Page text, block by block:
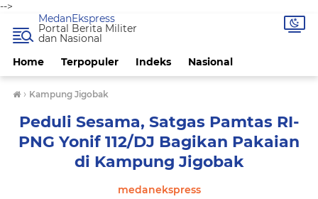
-->
Home Terpopuler Indeks Nasional
MedanEkspress
Portal Berita Militer
dan Nasional
› Kampung Jigobak
Peduli Sesama, Satgas Pamtas RI-
PNG Yonif 112/DJ Bagikan Pakaian
di Kampung Jigobak
medanekspress